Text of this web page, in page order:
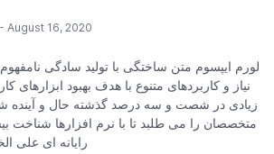
August 16, 2020
لورم ایپسوم متن ساختگی با تولید سادگی
نیاز و کاربردهای متنوع با هدف بهبود ابزارهای
زیادی در شصت و سه درصد گذشته حال و آینده
متخصصان را می طلبد تا با نرم افزارها شناخت
رایانه ای علی